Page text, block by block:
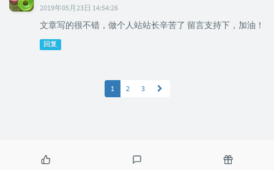
2019年05月23日 14:54:26
文章写的很不错，做个人站站长辛苦了 留言支持下，加油！
回复
1 2 3